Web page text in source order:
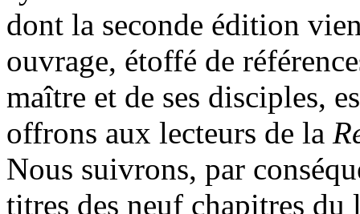
dont la seconde édition
ouvrage, étoffé de
maître et de ses disciples,
offrons aux lecteurs de la
Nous suivrons, par
titres des neuf chapitres